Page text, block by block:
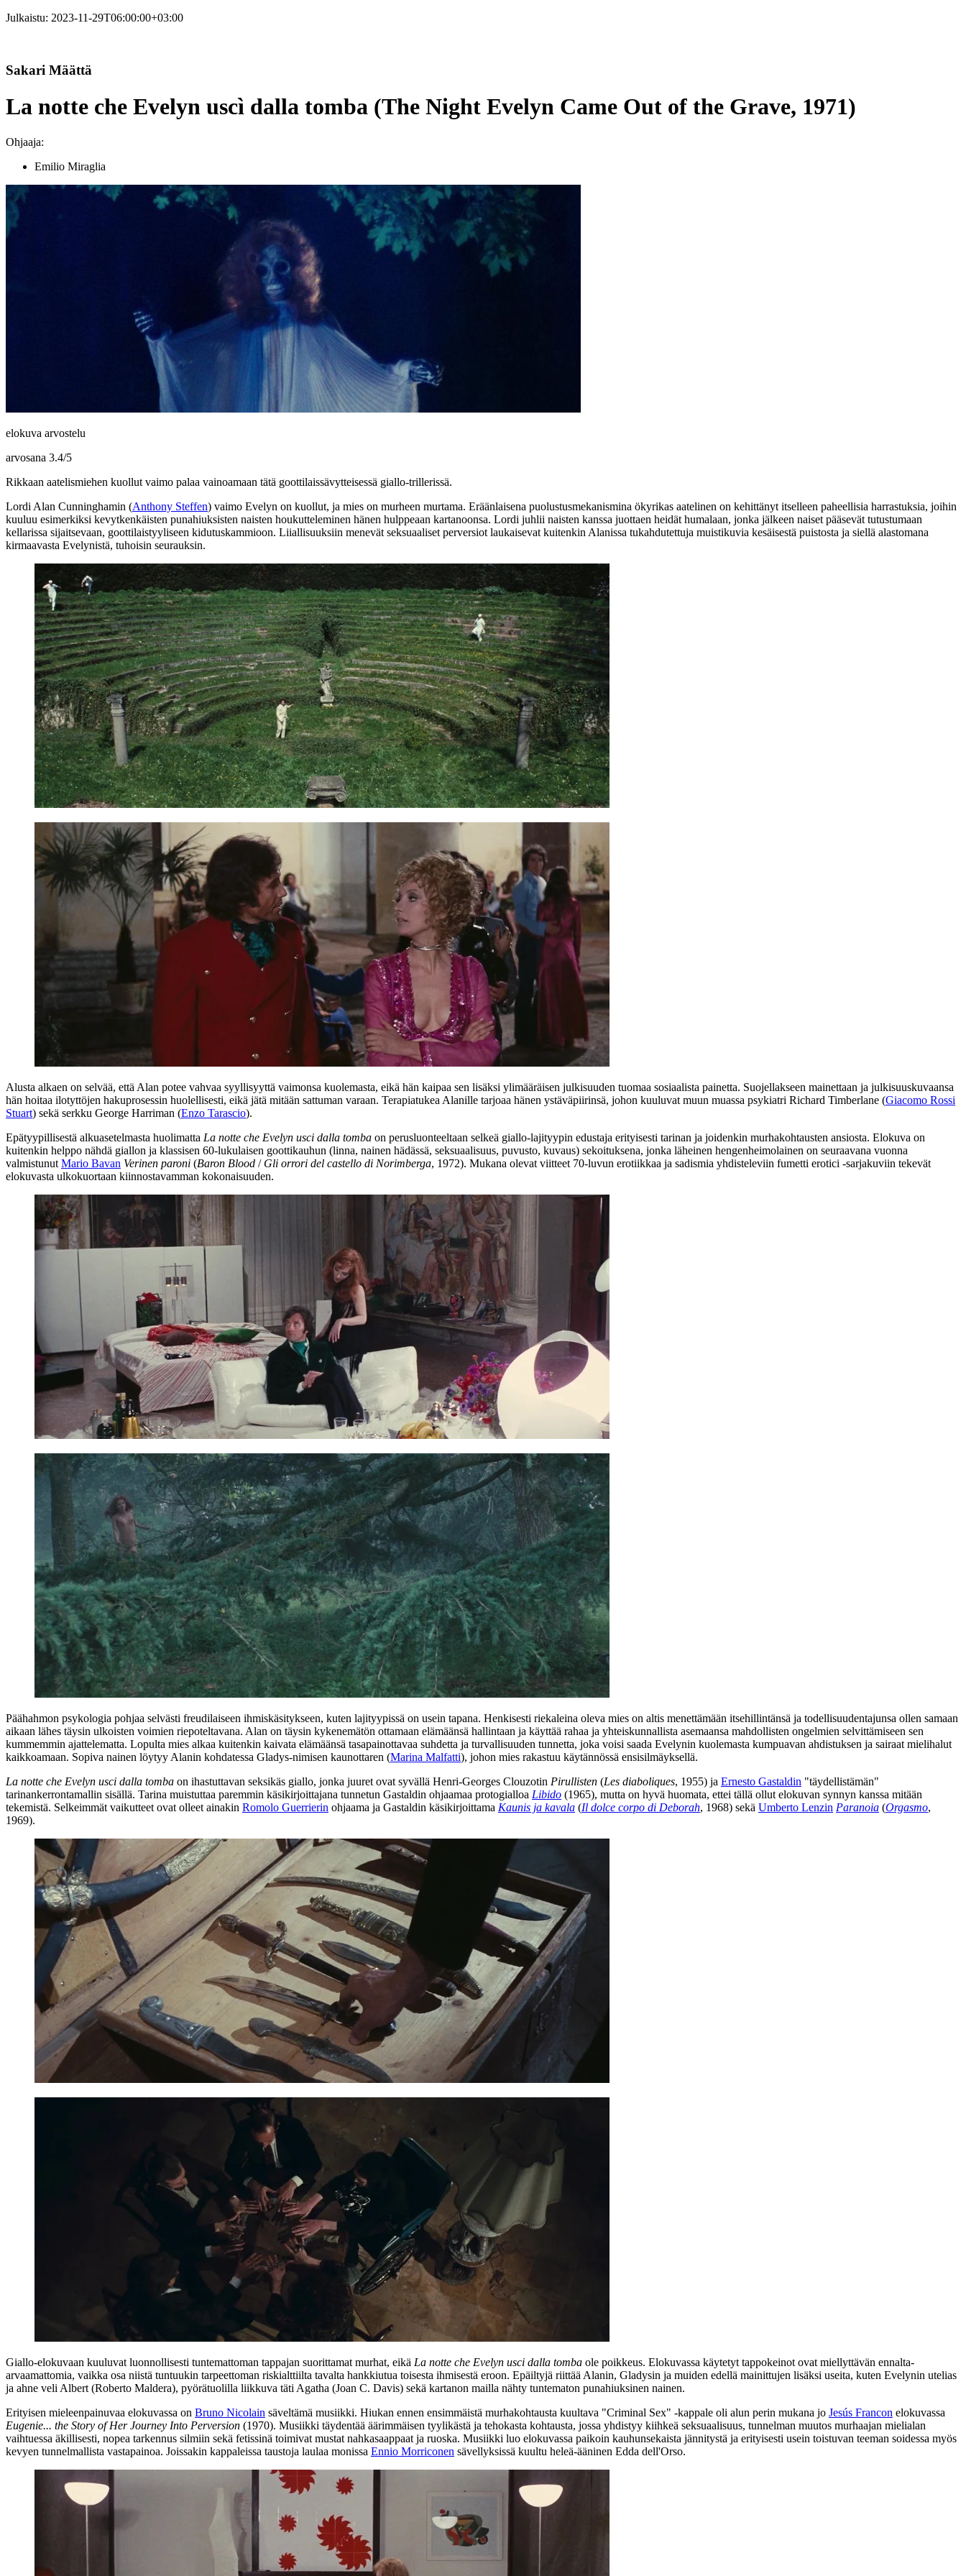
Julkaistu: 2023-11-29T06:00:00+03:00
Sakari Määttä
La notte che Evelyn uscì dalla tomba (The Night Evelyn Came Out of the Grave, 1971)
Ohjaaja:
Emilio Miraglia
elokuva arvostelu
arvosana 3.4/5
Rikkaan aatelismiehen kuollut vaimo palaa vainoamaan tätä goottilaissävytteisessä giallo-trillerissä.
Lordi Alan Cunninghamin (Anthony Steffen) vaimo Evelyn on kuollut, ja mies on murheen murtama. Eräänlaisena puolustusmekanismina ökyrikas aatelinen on kehittänyt itselleen paheellisia harrastuksia, joihin
kuuluu esimerkiksi kevytkenkäisten punahiuksisten naisten houkutteleminen hänen hulppeaan kartanoonsa. Lordi juhlii naisten kanssa juottaen heidät humalaan, jonka jälkeen naiset pääsevät tutustumaan
kellarissa sijaitsevaan, goottilaistyyliseen kidutuskammioon. Liiallisuuksiin menevät seksuaaliset perversiot laukaisevat kuitenkin Alanissa tukahdutettuja muistikuvia kesäisestä puistosta ja siellä alastomana
kirmaavasta Evelynistä, tuhoisin seurauksin.
Alusta alkaen on selvää, että Alan potee vahvaa syyllisyyttä vaimonsa kuolemasta, eikä hän kaipaa sen lisäksi ylimääräisen julkisuuden tuomaa sosiaalista painetta. Suojellakseen mainettaan ja julkisuuskuvaansa
hän hoitaa ilotyttöjen hakuprosessin huolellisesti, eikä jätä mitään sattuman varaan. Terapiatukea Alanille tarjoaa hänen ystäväpiirinsä, johon kuuluvat muun muassa psykiatri Richard Timberlane (Giacomo Rossi
Stuart) sekä serkku George Harriman (Enzo Tarascio).
Epätyypillisestä alkuasetelmasta huolimatta La notte che Evelyn usci dalla tomba on perusluonteeltaan selkeä giallo-lajityypin edustaja erityisesti tarinan ja joidenkin murhakohtausten ansiosta. Elokuva on
kuitenkin helppo nähdä giallon ja klassisen 60‑lukulaisen goottikauhun (linna, nainen hädässä, seksuaalisuus, puvusto, kuvaus) sekoituksena, jonka läheinen hengenheimolainen on seuraavana vuonna
valmistunut Mario Bavan Verinen paroni (Baron Blood / Gli orrori del castello di Norimberga, 1972). Mukana olevat viitteet 70‑luvun erotiikkaa ja sadismia yhdisteleviin fumetti erotici ‑sarjakuviin tekevät
elokuvasta ulkokuortaan kiinnostavamman kokonaisuuden.
Päähahmon psykologia pohjaa selvästi freudilaiseen ihmiskäsitykseen, kuten lajityypissä on usein tapana. Henkisesti riekaleina oleva mies on altis menettämään itsehillintänsä ja todellisuudentajunsa ollen samaan
aikaan lähes täysin ulkoisten voimien riepoteltavana. Alan on täysin kykenemätön ottamaan elämäänsä hallintaan ja käyttää rahaa ja yhteiskunnallista asemaansa mahdollisten ongelmien selvittämiseen sen
kummemmin ajattelematta. Lopulta mies alkaa kuitenkin kaivata elämäänsä tasapainottavaa suhdetta ja turvallisuuden tunnetta, joka voisi saada Evelynin kuolemasta kumpuavan ahdistuksen ja sairaat mielihalut
kaikkoamaan. Sopiva nainen löytyy Alanin kohdatessa Gladys-nimisen kaunottaren (Marina Malfatti), johon mies rakastuu käytännössä ensisilmäyksellä.
La notte che Evelyn usci dalla tomba on ihastuttavan seksikäs giallo, jonka juuret ovat syvällä Henri-Georges Clouzotin Pirullisten (Les diaboliques, 1955) ja Ernesto Gastaldin "täydellistämän"
tarinankerrontamallin sisällä. Tarina muistuttaa paremmin käsikirjoittajana tunnetun Gastaldin ohjaamaa protogialloa Libido (1965), mutta on hyvä huomata, ettei tällä ollut elokuvan synnyn kanssa mitään
tekemistä. Selkeimmät vaikutteet ovat olleet ainakin Romolo Guerrierin ohjaama ja Gastaldin käsikirjoittama Kaunis ja kavala (Il dolce corpo di Deborah, 1968) sekä Umberto Lenzin Paranoia (Orgasmo,
1969).
Giallo-elokuvaan kuuluvat luonnollisesti tuntemattoman tappajan suorittamat murhat, eikä La notte che Evelyn usci dalla tomba ole poikkeus. Elokuvassa käytetyt tappokeinot ovat miellyttävän ennalta-
arvaamattomia, vaikka osa niistä tuntuukin tarpeettoman riskialttiilta tavalta hankkiutua toisesta ihmisestä eroon. Epäiltyjä riittää Alanin, Gladysin ja muiden edellä mainittujen lisäksi useita, kuten Evelynin utelias
ja ahne veli Albert (Roberto Maldera), pyörätuolilla liikkuva täti Agatha (Joan C. Davis) sekä kartanon mailla nähty tuntematon punahiuksinen nainen.
Erityisen mieleenpainuvaa elokuvassa on Bruno Nicolain säveltämä musiikki. Hiukan ennen ensimmäistä murhakohtausta kuultava "Criminal Sex" ‑kappale oli alun perin mukana jo Jesús Francon elokuvassa
Eugenie... the Story of Her Journey Into Perversion (1970). Musiikki täydentää äärimmäisen tyylikästä ja tehokasta kohtausta, jossa yhdistyy kiihkeä seksuaalisuus, tunnelman muutos murhaajan mielialan
vaihtuessa äkillisesti, nopea tarkennus silmiin sekä fetissinä toimivat mustat nahkasaappaat ja ruoska. Musiikki luo elokuvassa paikoin kauhunsekaista jännitystä ja erityisesti usein toistuvan teeman soidessa myös
kevyen tunnelmallista vastapainoa. Joissakin kappaleissa taustoja laulaa monissa Ennio Morriconen sävellyksissä kuultu heleä-ääninen Edda dell'Orso.